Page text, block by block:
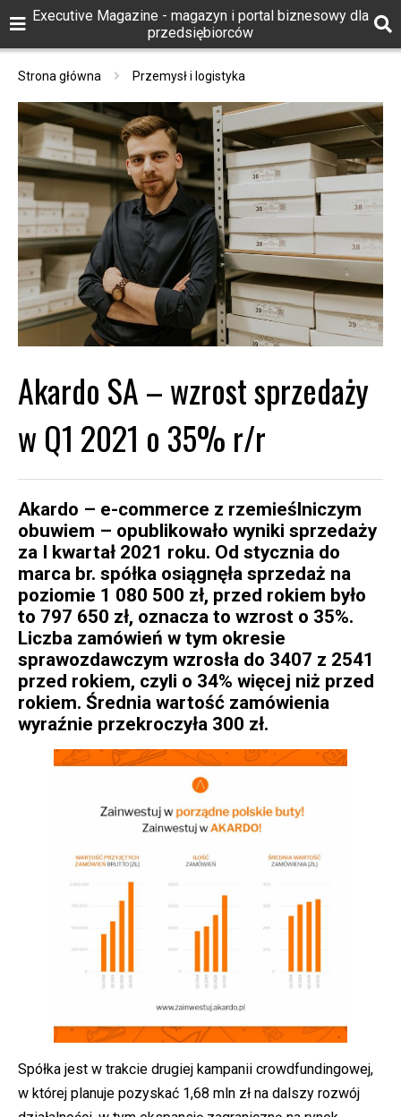
Executive Magazine - magazyn i portal biznesowy dla
przedsiębiorców
Strona główna Przemysł i logistyka
Akardo SA – wzrost sprzedaży
w Q1 2021 o 35% r/r
Akardo – e-commerce z rzemieślniczym
obuwiem – opublikowało wyniki sprzedaży
za I kwartał 2021 roku. Od stycznia do
marca br. spółka osiągnęła sprzedaż na
poziomie 1 080 500 zł, przed rokiem było
to 797 650 zł, oznacza to wzrost o 35%.
Liczba zamówień w tym okresie
sprawozdawczym wzrosła do 3407 z 2541
przed rokiem, czyli o 34% więcej niż przed
rokiem. Średnia wartość zamówienia
wyraźnie przekroczyła 300 zł.
Spółka jest w trakcie drugiej kampanii crowdfundingowej,
w której planuje pozyskać 1,68 mln zł na dalszy rozwój